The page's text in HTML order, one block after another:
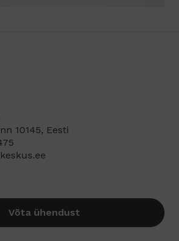
10145, Eesti
Võta ühendust